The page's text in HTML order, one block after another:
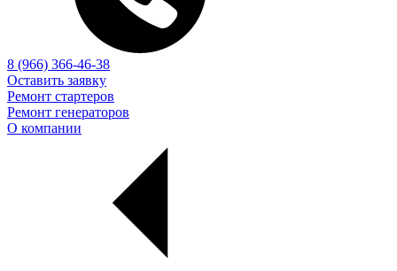
8 (966) 366-46-38
Оставить заявку
Ремонт стартеров
Ремонт генераторов
О компании